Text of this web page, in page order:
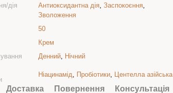
дія
Антиоксидантна дія, Заспокоєння,
Зволоження
50
Крем
Денний, Нічний
Ніацинамід, Пробіотики, Центелла азійська
Доставка Повернення Консультація